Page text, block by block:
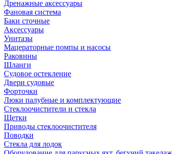
Дренажные аксессуары
Фановая система
Баки сточные
Аксессуары
Унитазы
Мацераторные помпы и насосы
Раковины
Шланги
Судовое остекление
Двери судовые
Форточки
Люки палубные и комплектующие
Стеклоочистители и стекла
Щетки
Приводы стеклоочистителя
Поводки
Стекла для лодок